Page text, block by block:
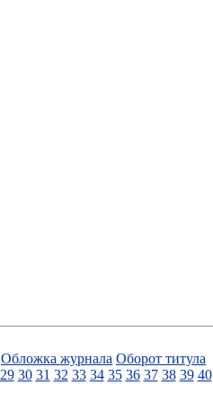
Обложка журнала Оборот титула
29 30 31 32 33 34 35 36 37 38 39 40